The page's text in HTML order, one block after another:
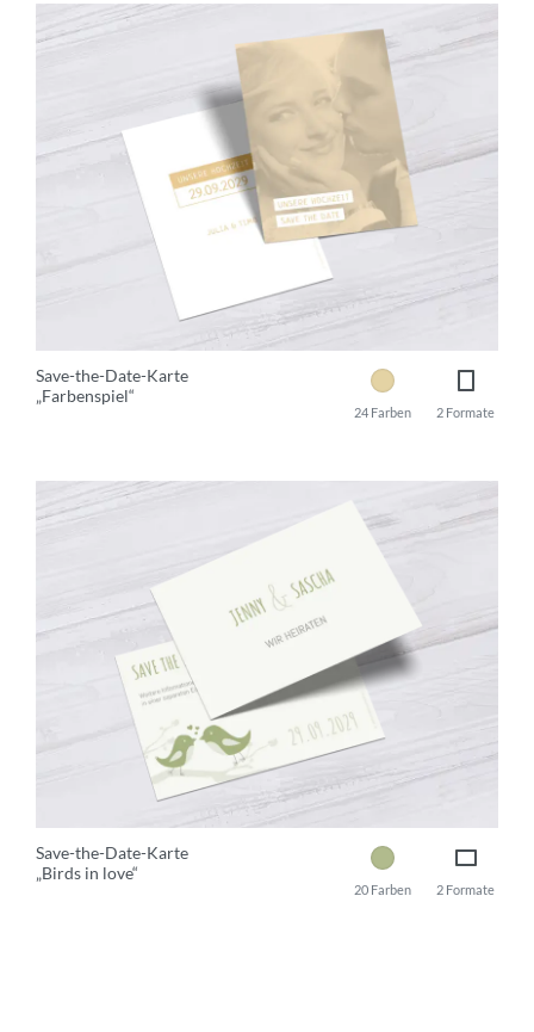
Save-the-Date-Karte
„Farbenspiel“
2 Formate
24 Farben
Save-the-Date-Karte
„Birds in love“
2 Formate
20 Farben